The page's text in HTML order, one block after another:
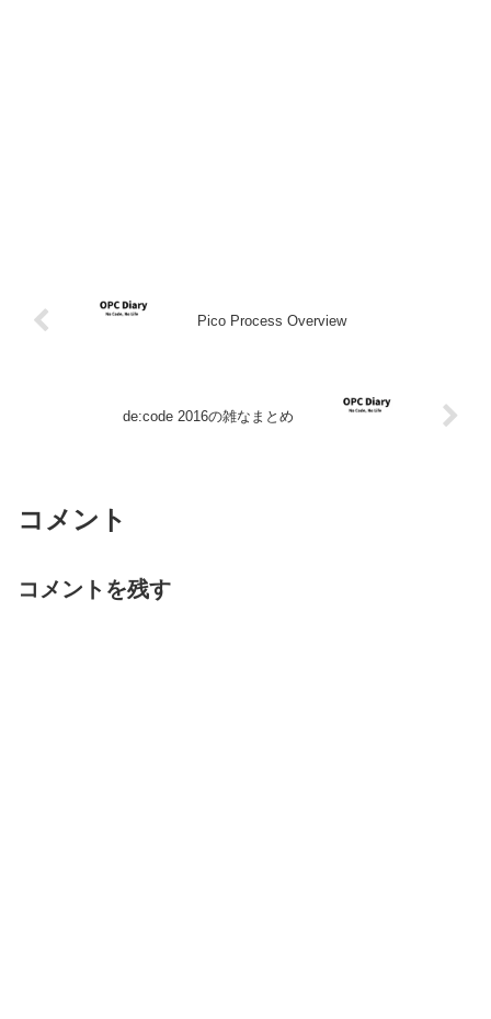
Pico Process Overview
de:code 2016の雑なまとめ
コメント
コメントを残す